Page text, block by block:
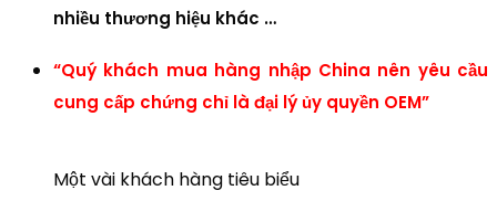
nhiều thương hiệu khác …
“Quý khách mua hàng nhập China nên yêu cầu
cung cấp chứng chỉ là đại lý ủy quyền OEM”
Một vài khách hàng tiêu biểu